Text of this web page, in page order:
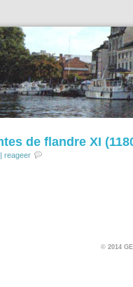
de flandre XI
| reageer
© 2014